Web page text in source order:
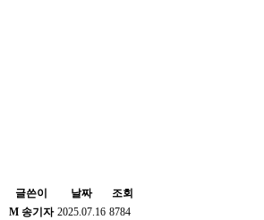
글쓴이 날짜
조회
M 송기자 2025.07.16 8784